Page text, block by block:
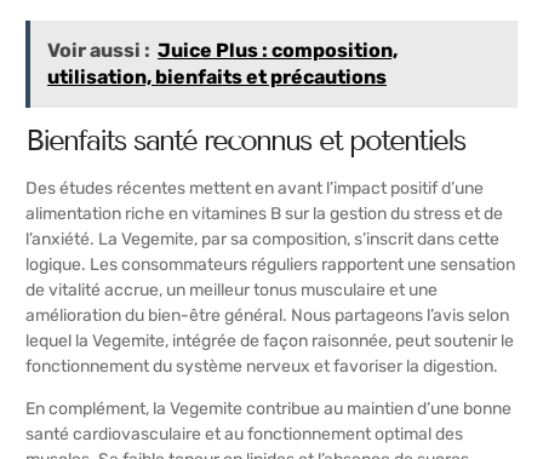
Voir aussi : Juice Plus : composition,
utilisation, bienfaits et précautions
Bienfaits santé reconnus et potentiels
Des études récentes mettent en avant l’impact positif d’une
alimentation riche en vitamines B sur la gestion du stress et de
l’anxiété. La Vegemite, par sa composition, s’inscrit dans cette
logique. Les consommateurs réguliers rapportent une sensation
de vitalité accrue, un meilleur tonus musculaire et une
amélioration du bien-être général. Nous partageons l’avis selon
lequel la Vegemite, intégrée de façon raisonnée, peut soutenir le
fonctionnement du système nerveux et favoriser la digestion.
En complément, la Vegemite contribue au maintien d’une bonne
santé cardiovasculaire et au fonctionnement optimal des